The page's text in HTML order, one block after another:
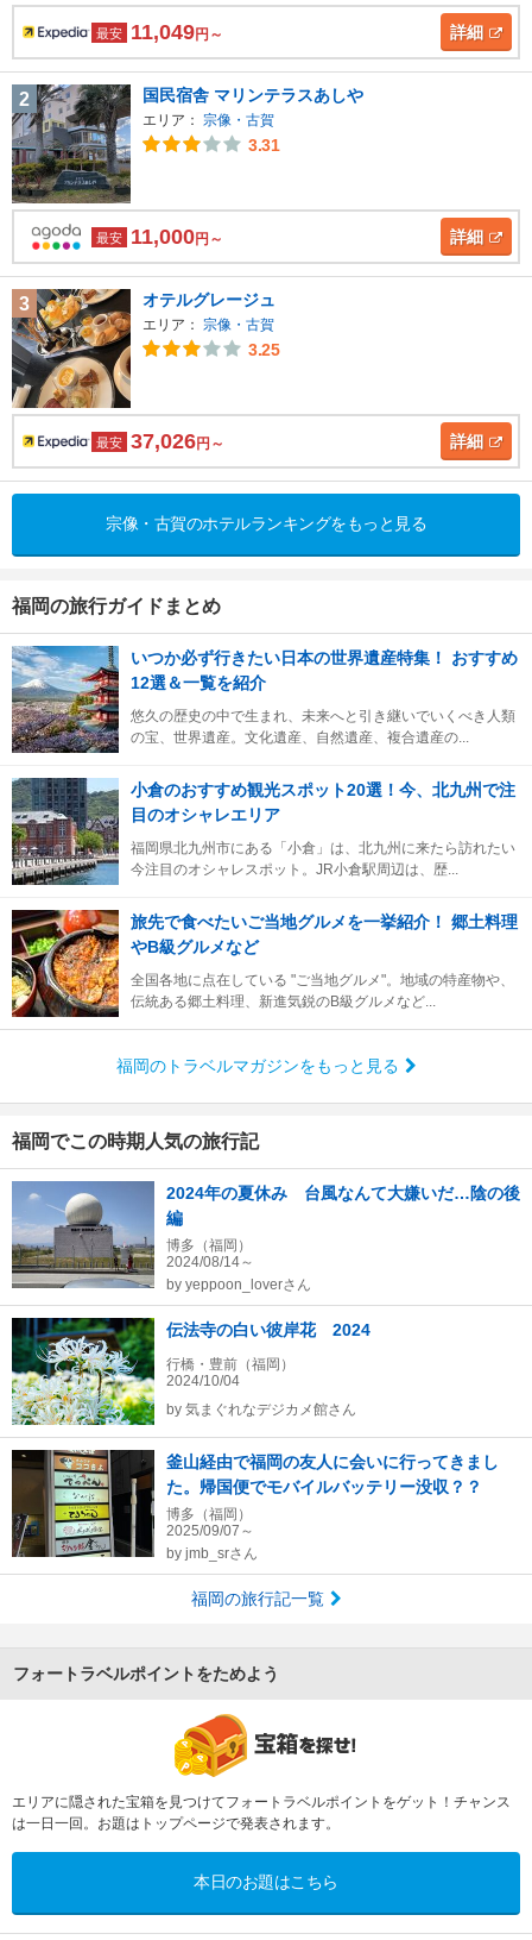
最安 11,049円～ 詳細
2 国民宿舎 マリンテラスあしや
エリア： 宗像・古賀
3.31
最安 11,000円～ 詳細
3 オテルグレージュ
エリア： 宗像・古賀
3.25
最安 37,026円～ 詳細
宗像・古賀のホテルランキングをもっと見る
福岡の旅行ガイドまとめ
いつか必ず行きたい日本の世界遺産特集！ おすすめ
12選＆一覧を紹介
悠久の歴史の中で生まれ、未来へと引き継いでいくべき人類
の宝、世界遺産。文化遺産、自然遺産、複合遺産の...
小倉のおすすめ観光スポット20選！今、北九州で注
目のオシャレエリア
福岡県北九州市にある「小倉」は、北九州に来たら訪れたい
今注目のオシャレスポット。JR小倉駅周辺は、歴...
旅先で食べたいご当地グルメを一挙紹介！ 郷土料理
やB級グルメなど
全国各地に点在している "ご当地グルメ"。地域の特産物や、
伝統ある郷土料理、新進気鋭のB級グルメなど...
福岡のトラベルマガジンをもっと見る
福岡でこの時期人気の旅行記
2024年の夏休み 台風なんて大嫌いだ…陰の後
編
博多（福岡）
2024/08/14～
by yeppoon_loverさん
伝法寺の白い彼岸花 2024
行橋・豊前（福岡）
2024/10/04
by 気まぐれなデジカメ館さん
釜山経由で福岡の友人に会いに行ってきまし
た。帰国便でモバイルバッテリー没収？？
博多（福岡）
2025/09/07～
by jmb_srさん
福岡の旅行記一覧
フォートラベルポイントをためよう
エリアに隠された宝箱を見つけてフォートラベルポイントをゲット！チャンス
は一日一回。お題はトップページで発表されます。
本日のお題はこちら